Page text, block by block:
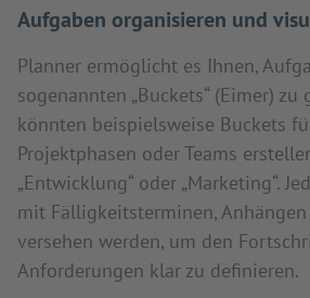
Aufgaben organisieren und
Planner ermöglicht es Ihnen,
sogenannten „Buckets“ (Eimer) zu
könnten beispielsweise Buckets
Projektphasen oder Teams
„Entwicklung“ oder „Marketing“.
mit Fälligkeitsterminen,
versehen werden, um den
Anforderungen klar zu definieren.